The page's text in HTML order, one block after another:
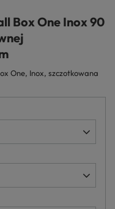
Box One Inox 90
One, Inox, szczotkowana